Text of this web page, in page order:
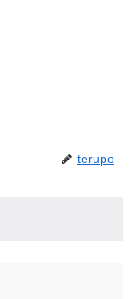
terupo